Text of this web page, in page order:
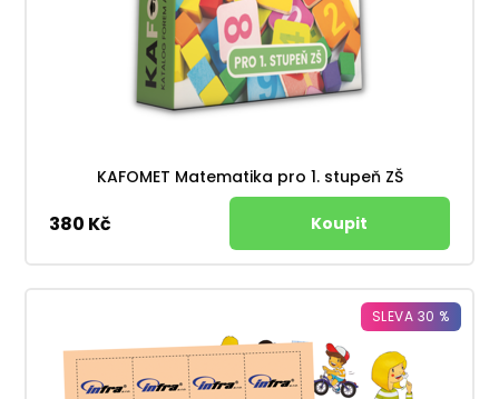
KAFOMET Matematika pro 1. stupeň ZŠ
380 Kč
SLEVA 30 %